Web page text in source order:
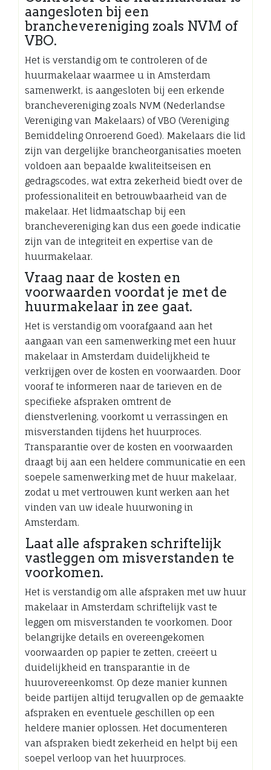
aangesloten bij een
branchevereniging zoals NVM of
VBO.
Het is verstandig om te controleren of de
huurmakelaar waarmee u in Amsterdam
samenwerkt, is aangesloten bij een erkende
branchevereniging zoals NVM (Nederlandse
Vereniging van Makelaars) of VBO (Vereniging
Bemiddeling Onroerend Goed). Makelaars die lid
zijn van dergelijke brancheorganisaties moeten
voldoen aan bepaalde kwaliteitseisen en
gedragscodes, wat extra zekerheid biedt over de
professionaliteit en betrouwbaarheid van de
makelaar. Het lidmaatschap bij een
branchevereniging kan dus een goede indicatie
zijn van de integriteit en expertise van de
huurmakelaar.
Vraag naar de kosten en
voorwaarden voordat je met de
huurmakelaar in zee gaat.
Het is verstandig om voorafgaand aan het
aangaan van een samenwerking met een huur
makelaar in Amsterdam duidelijkheid te
verkrijgen over de kosten en voorwaarden. Door
vooraf te informeren naar de tarieven en de
specifieke afspraken omtrent de
dienstverlening, voorkomt u verrassingen en
misverstanden tijdens het huurproces.
Transparantie over de kosten en voorwaarden
draagt bij aan een heldere communicatie en een
soepele samenwerking met de huur makelaar,
zodat u met vertrouwen kunt werken aan het
vinden van uw ideale huurwoning in
Amsterdam.
Laat alle afspraken schriftelijk
vastleggen om misverstanden te
voorkomen.
Het is verstandig om alle afspraken met uw huur
makelaar in Amsterdam schriftelijk vast te
leggen om misverstanden te voorkomen. Door
belangrijke details en overeengekomen
voorwaarden op papier te zetten, creëert u
duidelijkheid en transparantie in de
huurovereenkomst. Op deze manier kunnen
beide partijen altijd terugvallen op de gemaakte
afspraken en eventuele geschillen op een
heldere manier oplossen. Het documenteren
van afspraken biedt zekerheid en helpt bij een
soepel verloop van het huurproces.